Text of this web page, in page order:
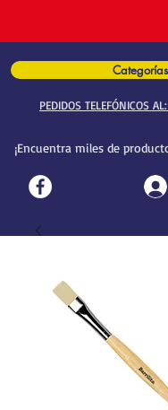
Categorías
PEDIDOS TELEFÓNICOS AL:
¡Encuentra miles de